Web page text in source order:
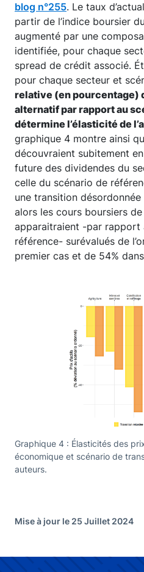
blog n°255. Le taux
partir de l’indice boursier
augmenté par une
identifiée, pour chaque
spread de crédit associé.
pour chaque secteur et
relative (en pourcentage)
alternatif par rapport au
détermine l’élasticité de
graphique 4 montre ainsi
découvraient subitement
future des dividendes du
celle du scénario de
une transition
alors les cours boursiers
apparaitraient -par rapport
référence- surévalués de
premier cas et de 54%
Graphique 4 : Élasticités des
économique et scénario de
auteurs.
Mise à jour le 25 Juillet 2024